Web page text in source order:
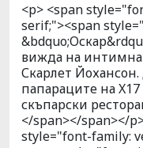
<p> <span
serif;"><span
вижда на интимна
Скарлет Йохансон.
папараците на
скъпарски
</span></span></
style="font-family: